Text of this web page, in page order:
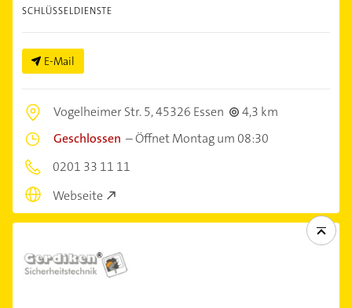
SCHLÜSSELDIENSTE
E-Mail
Vogelheimer Str. 5,45326 Essen
4,3 km
Geschlossen –Öffnet Montag um 08:30
0201 33 11 11
Webseite